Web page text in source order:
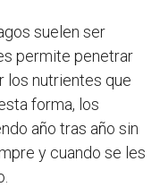
suelen ser
permite penetrar
los nutrientes que
forma, los
año tras año sin
y cuando se les